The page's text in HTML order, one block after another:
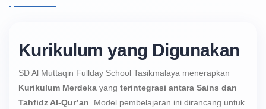
Kurikulum yang Digunakan
SD Al Muttaqin Fullday School Tasikmalaya menerapkan
Kurikulum Merdeka yang terintegrasi antara Sains dan
Tahfidz Al-Qur’an. Model pembelajaran ini dirancang untuk